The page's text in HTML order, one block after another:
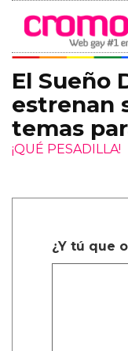
El Sueño
estrenan
temas
¡QUÉ PESADILLA!
¿Y tú que